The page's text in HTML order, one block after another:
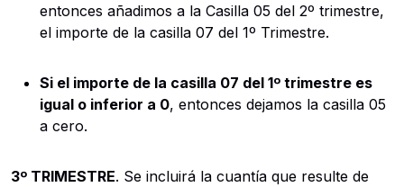
entonces añadimos a la Casilla 05 del 2º trimestre,
el importe de la casilla 07 del 1º Trimestre.
Si el importe de la casilla 07 del 1º trimestre es
igual o inferior a 0, entonces dejamos la casilla 05
a cero.
3º TRIMESTRE. Se incluirá la cuantía que resulte de